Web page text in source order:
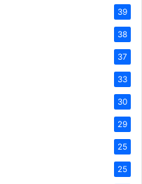
39
38
37
33
30
29
25
25